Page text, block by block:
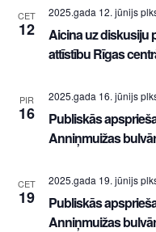
CET
12
2025.gada 12. jūnijs
Aicina uz diskusiju
attīstību Rīgas
PIR
16
2025.gada 16. jūnijs
Publiskās
Anniņmuižas
CET
19
2025.gada 19. jūnijs
Publiskās
Anniņmuižas